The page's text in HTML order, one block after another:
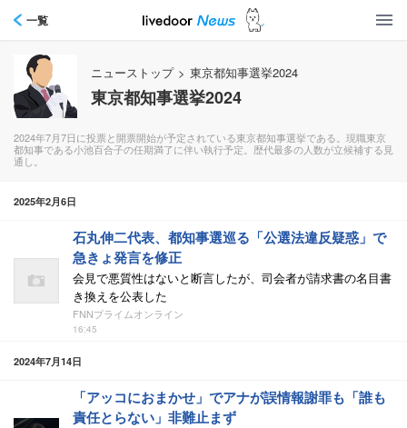
一覧
ニューストップ > 東京都知事選挙2024
東京都知事選挙2024
2024年7月7日に投票と開票開始が予定されている東京都知事選挙である。現職東京
都知事である小池百合子の任期満了に伴い執行予定。歴代最多の人数が立候補する見
通し。
2025年2月6日
石丸伸二代表、都知事選巡る「公選法違反疑惑」で
急きょ発言を修正
会見で悪質性はないと断言したが、司会者が請求書の名目書
き換えを公表した
FNNプライムオンライン
16:45
2024年7月14日
「アッコにおまかせ」でアナが誤情報謝罪も「誰も
責任とらない」非難止まず